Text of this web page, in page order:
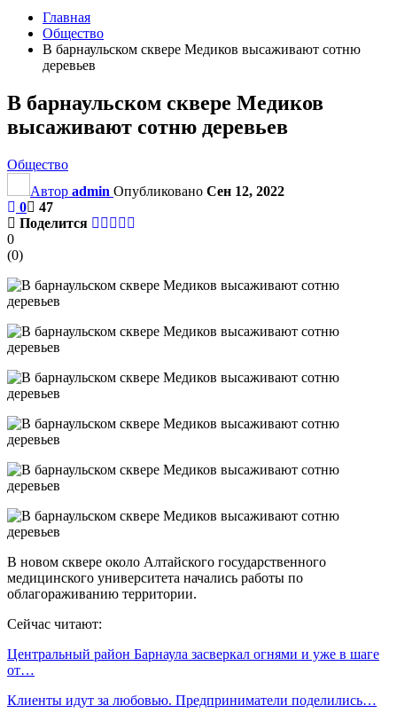
Главная
Общество
В барнаульском сквере Медиков высаживают сотню
деревьев
В барнаульском сквере Медиков
высаживают сотню деревьев
Общество
Автор admin Опубликовано Сен 12, 2022
0
47
Поделится
0
(0)
В новом сквере около Алтайского государственного
медицинского университета начались работы по
облагораживанию территории.
Сейчас читают:
Центральный район Барнаула засверкал огнями и уже в шаге
от…
Клиенты идут за любовью. Предприниматели поделились…